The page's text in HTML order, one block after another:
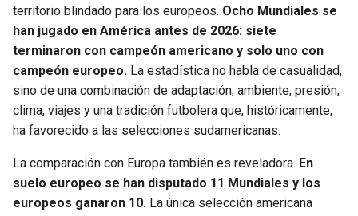
territorio blindado para los europeos. Ocho Mundiales se
han jugado en América antes de 2026: siete
terminaron con campeón americano y solo uno con
campeón europeo. La estadística no habla de casualidad,
sino de una combinación de adaptación, ambiente, presión,
clima, viajes y una tradición futbolera que, históricamente,
ha favorecido a las selecciones sudamericanas.
La comparación con Europa también es reveladora. En
suelo europeo se han disputado 11 Mundiales y los
europeos ganaron 10. La única selección americana